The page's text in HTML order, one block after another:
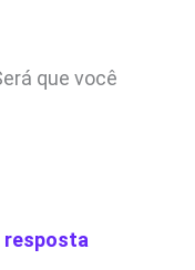
que você
resposta